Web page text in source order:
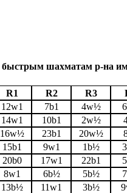
шахматам р-на
R1 R2 R3
12w1 7b1 4w½
14w1 10b1 2w½
16w½ 23b1 20w½
15b1 9w1 1b½
20b0 17w1 22b1
8w1 6b½ 5b½
13b½ 11w1 3b½